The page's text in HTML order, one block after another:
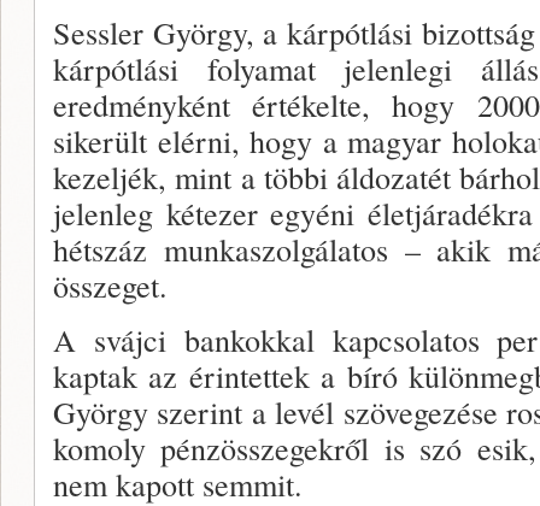
Sessler György, a kárpótlási
kárpótlási folyamat jelenlegi
eredményként értékelte, hogy
sikerült elérni, hogy a magyar
kezeljék, mint a töb­bi áldozatét
jelenleg kétezer egyéni
hétszáz munkaszolgálatos – akik
összeget.
A svájci bankokkal kapcsolatos
kaptak az érintettek a bíró
György szerint a levél szövegezése
komoly pénzösszegekről is szó
nem ka­pott semmit.